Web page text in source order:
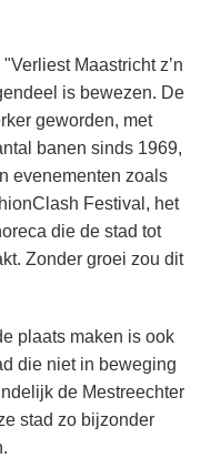
Maastricht z’n
is bewezen. De
geworden, met
banen sinds 1969,
evenementen zoals
Festival, het
die de stad tot
Zonder groei zou dit
plaats maken is ook
die niet in beweging
de Mestreechter
stad zo bijzonder